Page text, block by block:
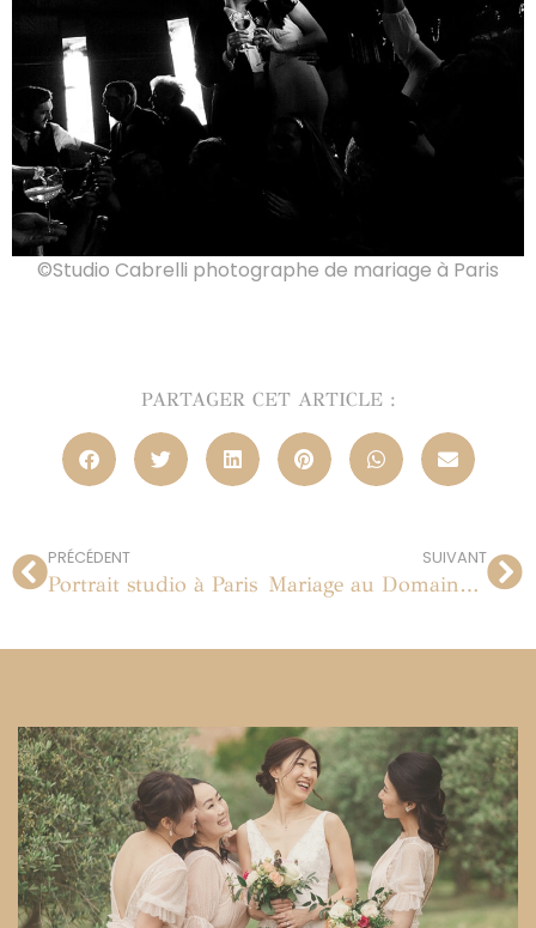
©Studio Cabrelli photographe de mariage à Paris
PARTAGER CET ARTICLE :
PRÉCÉDENT
Portrait studio à Paris
SUIVANT
Mariage au Domaine des Fontenelles